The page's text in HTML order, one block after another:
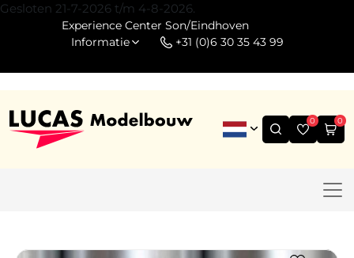
Gesloten 21-7-2026 t/m 4-8-2026.
Experience Center Son/Eindhoven
Informatie
+31 (0)6 30 35 43 99
0 0